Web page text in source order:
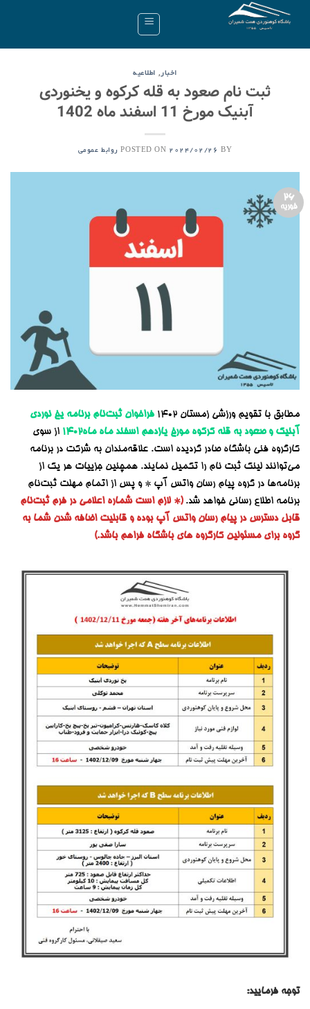
اخبار, اطلاعیه
ثبت نام صعود به قله کرکوه و یخنوردی
آبنیک مورخ 11 اسفند ماه 1402
POSTED ON 2024/02/26 BY روابط عمومی
26
فوریه
مطابق با تقویم ورزشی زمستان ۱۴۰۲ فراخوان ثبت‌نامبرنامه‌ یخ نوردی
آبنیک و صعود به قله کرکوه مورخ یازدهم اسفند ماهماه۱۴۰۲
از سوی
کارگروه فنی باشگاه صادر گردیده است. علاقه‌مندان به شرکت در برنامه
می‌توانند لینک ثبت نام را تکمیل نمایند. همچنین جزییات هر یک از
برنامه‌ها در گروه پیام رسان واتس آپ * و پس از اتمام مهلت ثبت‌نام
برنامه اطلاع رسانی خواهد شد. (* لازم است شماره اعلامی در فرم ثبت‌نام
قابل دسترس در پیام رسان واتس آپ بوده و قابلیت اضافه شدن شما به
گروه برای مسئولین کارگروه های باشگاه فراهم باشد.)
توجه فرمایید: